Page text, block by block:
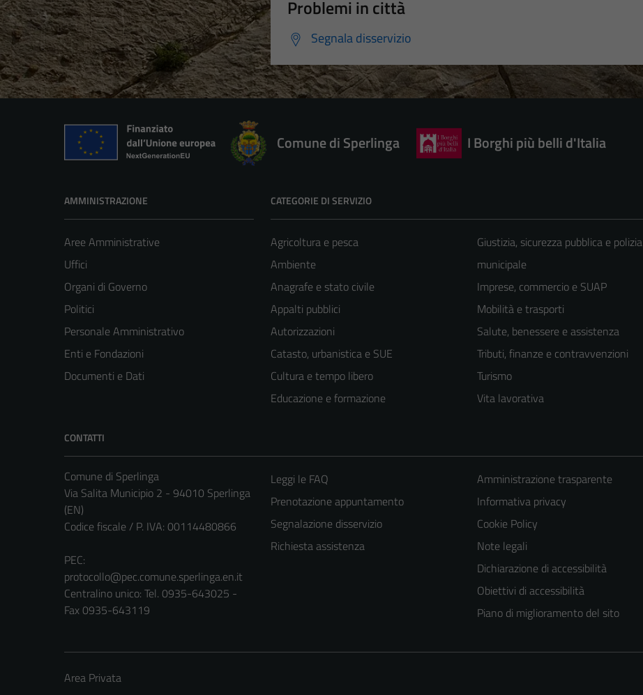
Problemi in città
Segnala disservizio
Comune di Sperlinga I Borghi più belli d'Italia
AMMINISTRAZIONE
Aree Amministrative
Uffici
Organi di Governo
Politici
Personale Amministrativo
Enti e Fondazioni
Documenti e Dati
CATEGORIE DI SERVIZIO
Agricoltura e pesca
Ambiente
Anagrafe e stato civile
Appalti pubblici
Autorizzazioni
Catasto, urbanistica e SUE
Cultura e tempo libero
Educazione e formazione
Giustizia, sicurezza pubblica e polizia
municipale
Imprese, commercio e SUAP
Mobilità e trasporti
Salute, benessere e assistenza
Tributi, finanze e contravvenzioni
Turismo
Vita lavorativa
CONTATTI
Comune di Sperlinga
Via Salita Municipio 2 - 94010 Sperlinga
(EN)
Codice fiscale / P. IVA: 00114480866
PEC:
protocollo@pec.comune.sperlinga.en.it
Centralino unico: Tel. 0935-643025 -
Fax 0935-643119
Leggi le FAQ
Prenotazione appuntamento
Segnalazione disservizio
Richiesta assistenza
Amministrazione trasparente
Informativa privacy
Cookie Policy
Note legali
Dichiarazione di accessibilità
Obiettivi di accessibilità
Piano di miglioramento del sito
Area Privata